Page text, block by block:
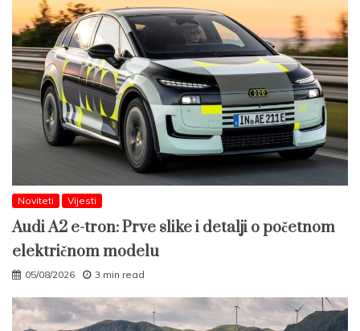
Noviteti Vijesti
Audi A2 e-tron: Prve slike i detalji o početnom
električnom modelu
05/08/2026 3 min read